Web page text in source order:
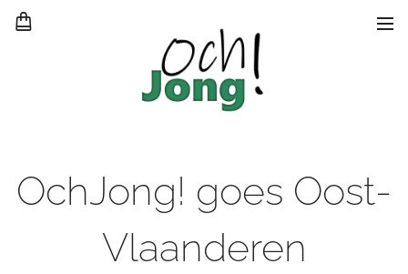
OchJong! goes Oost-
Vlaanderen